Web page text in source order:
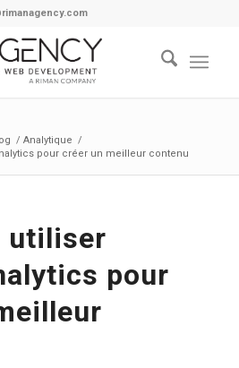
/ Analytique /
pour créer un meilleur contenu
utiliser
pour